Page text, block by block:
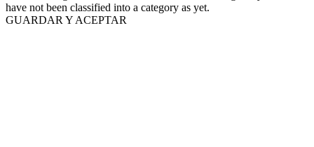
have not been classified into a category as yet.
GUARDAR Y ACEPTAR